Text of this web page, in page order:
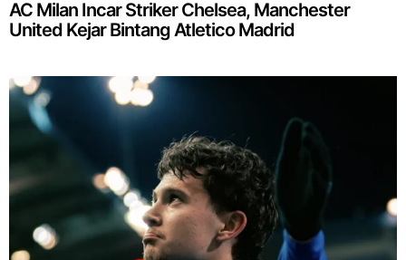
AC Milan Incar Striker Chelsea, Manchester
United Kejar Bintang Atletico Madrid